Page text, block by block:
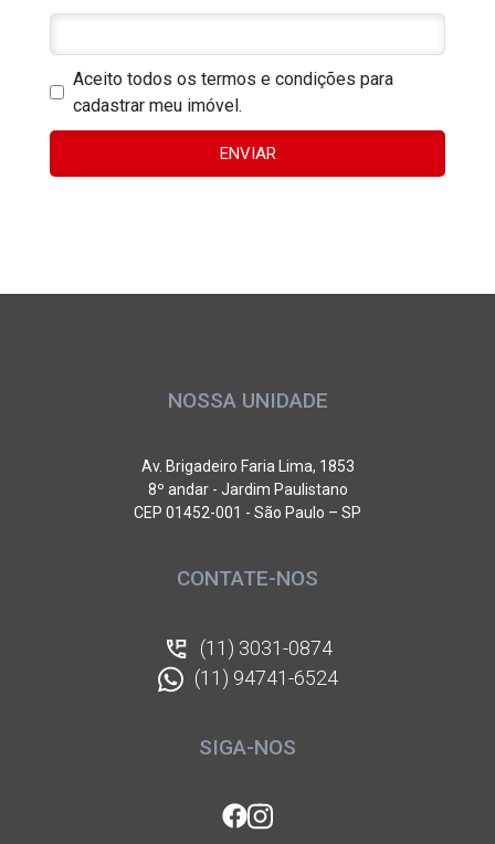
Aceito todos os termos e condições para
cadastrar meu imóvel.
NOSSA UNIDADE
Av. Brigadeiro Faria Lima, 1853
8º andar - Jardim Paulistano
CEP 01452-001 - São Paulo – SP
CONTATE-NOS
(11) 3031-0874
(11) 94741-6524
SIGA-NOS